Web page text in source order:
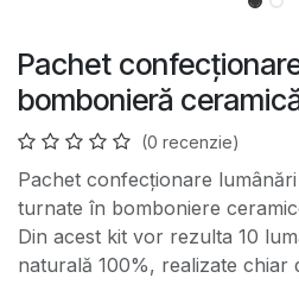
Pachet
bombonieră
(0 recenzie)
Pachet confecționare
turnate în bomboniere
Din acest kit vor rezulta 10
naturală 100%, realizate chiar